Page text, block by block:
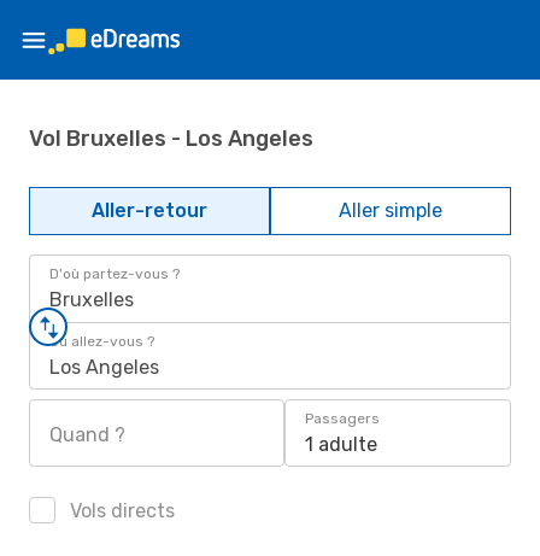
Vol Bruxelles - Los Angeles
Aller-retour Aller simple
D'où partez-vous ?
Bruxelles
Où allez-vous ?
Los Angeles
Quand ?
Passagers
1 adulte
Vols directs